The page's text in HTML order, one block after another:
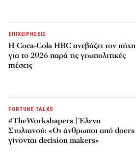
ΕΠΙΧΕΙΡΗΣΕΙΣ
Η Coca-Cola HBC ανεβάζει τον πήχη
για το 2026 παρά τις γεωπολιτικές
πιέσεις
FORTUNE TALKS
#TheWorkshapers | Έλενα
Στυλιανού: «Οι άνθρωποι από doers
γίνονται decision makers»